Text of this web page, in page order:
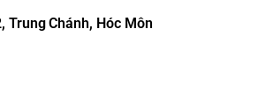
Trung Chánh, Hóc Môn